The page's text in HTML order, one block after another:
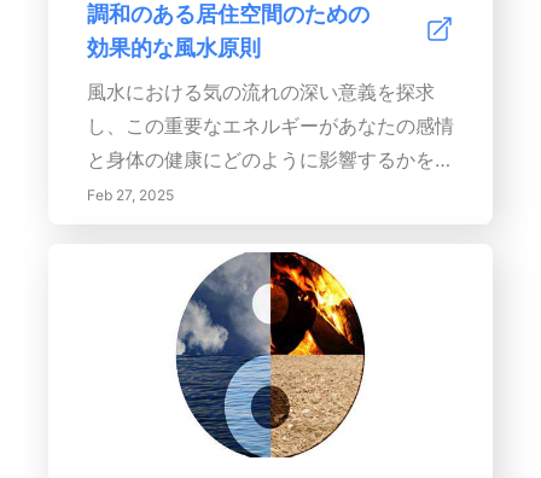
どう影響するかを理解する- 光を妨げずに
入る植物を選ぶ- 外部要素を利用して光を
居住空間に反射する。行動喚起：自然光の
力を受け入れ、あなたの家をより明るく魅
力的な空間に変身させましょう。今日、よ
り健康で幸せな家への旅を始めましょう！
暗闇を受け入れ、自然の落ち着いた存在が
漂う専用のリラクゼーションスペースを作
る方法を学びましょう。健康を育み、回復
的な睡眠をサポートする静かな避難所に寝
室を変身させましょう。平和、快適さ、再
生を招く空間をデザインするための実用的
なヒントを探求してください。
調和のある居住空間のための
効果的な風水原則
風水における気の流れの深い意義を探求
し、この重要なエネルギーがあなたの感情
と身体の健康にどのように影響するかを理
解しましょう。整理整頓、家具の考慮され
た配置、自然要素の取り入れを通じて、あ
なたの生活空間における気の流れを強化す
る方法を発見してください。風水の五行—
木、火、土、金、水について学び、色彩を
戦略的に使用して調和のある雰囲気を作り
出す方法を学びましょう。エネルギーの流
れを妨げる一般的な気のブロックを避け、
環境と積極的に関わりを持ち、支え合い育
Feb 27, 2025